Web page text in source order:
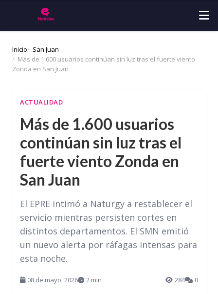
Inicio
San Juan
Más de 1.600 usuarios continúan sin luz tras el fuerte viento
Zonda en San Juan
ACTUALIDAD
Más de 1.600 usuarios
continúan sin luz tras el
fuerte viento Zonda en
San Juan
El EPRE intimó a Naturgy a restablecer el
servicio mientras persisten cortes en
distintos departamentos. El SMN emitió
un nuevo alerta por ráfagas intensas para
esta noche.
08 de mayo, 2026 2 min 284 0